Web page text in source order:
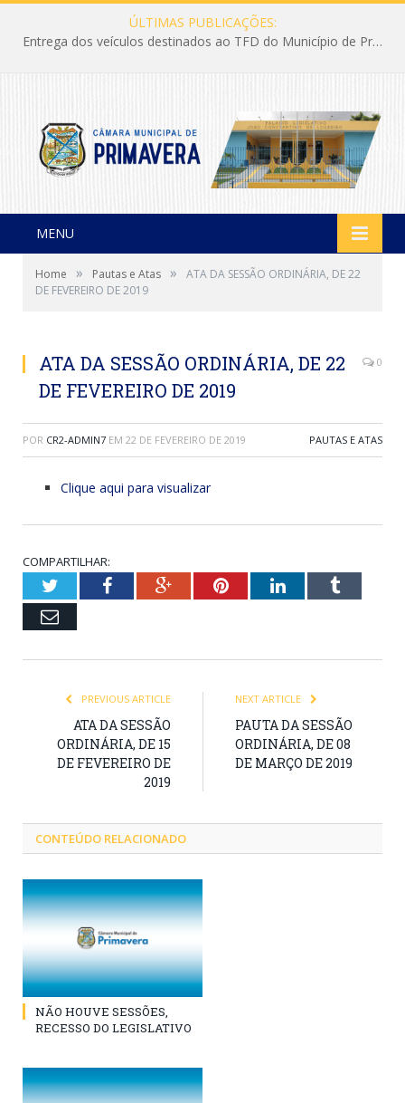
ÚLTIMAS PUBLICAÇÕES:
Entrega dos veículos destinados ao TFD do Município de Primavera
MENU
Home » Pautas e Atas »
ATA DA SESSÃO ORDINÁRIA, DE 22
DE FEVEREIRO DE 2019
ATA DA SESSÃO ORDINÁRIA, DE 22
DE FEVEREIRO DE 2019
0
POR CR2-ADMIN7 EM 22 DE FEVEREIRO DE 2019 PAUTAS E ATAS
Clique aqui para visualizar
COMPARTILHAR:
TwitterFacebookGoogle+PinterestLinkedInTumblr
Email
PREVIOUS ARTICLE
ATA DA SESSÃO
ORDINÁRIA, DE 15
DE FEVEREIRO DE
2019
NEXT ARTICLE
PAUTA DA SESSÃO
ORDINÁRIA, DE 08
DE MARÇO DE 2019
CONTEÚDO RELACIONADO
NÃO HOUVE SESSÕES,
RECESSO DO LEGISLATIVO